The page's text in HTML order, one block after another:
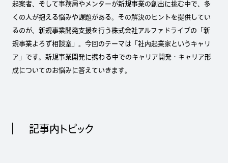
起案者、そして事務局やメンターが新規事業の創出に挑む中で、多
くの人が抱える悩みや課題がある。その解決のヒントを提供してい
るのが、新規事業開発支援を行う株式会社アルファドライブの「新
規事業よろず相談室」。今回のテーマは「社内起業家というキャリ
ア」です。新規事業開発に携わる中でのキャリア開発・キャリア形
成についてのお悩みに答えていきます。
記事内トピック